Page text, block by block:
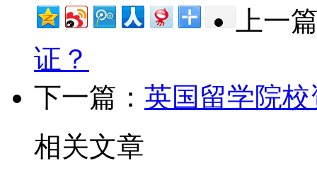
上一
证？
下一篇： 英国留学院
相关文章